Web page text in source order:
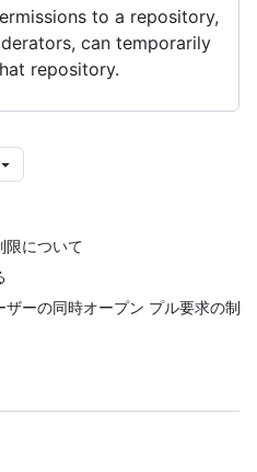
to a repository,
can temporarily
repository.
限について
ーの同時オープン プル要求の制